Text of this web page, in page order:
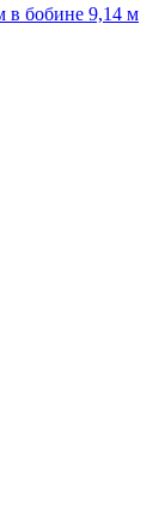
в бобине 9,14 м